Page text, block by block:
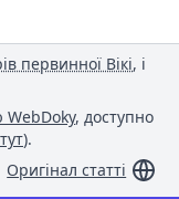
первинної Вікі, і
WebDoky, доступно
).
Оригінал статті